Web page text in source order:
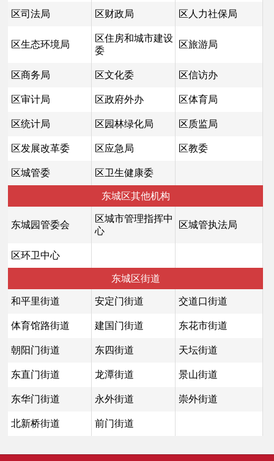
区司法局 区财政局 区人力社保局
区生态环境局
区住房和城市建设
委
区旅游局
区商务局 区文化委 区信访办
区审计局 区政府外办 区体育局
区统计局 区园林绿化局 区质监局
区发展改革委 区应急局 区教委
区城管委 区卫生健康委
东城区其他机构
东城园管委会
区城市管理指挥中
心
区城管执法局
区环卫中心
东城区街道
和平里街道 安定门街道 交道口街道
体育馆路街道 建国门街道 东花市街道
朝阳门街道 东四街道 天坛街道
东直门街道 龙潭街道 景山街道
东华门街道 永外街道 崇外街道
北新桥街道 前门街道